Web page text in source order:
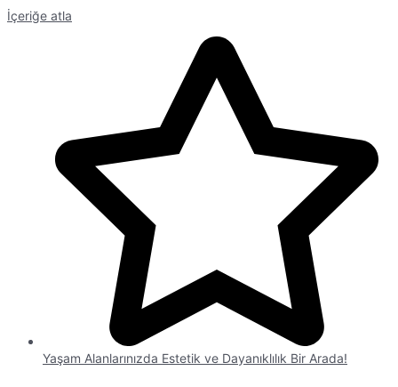
İçeriğe atla
Yaşam Alanlarınızda Estetik ve Dayanıklılık Bir Arada!